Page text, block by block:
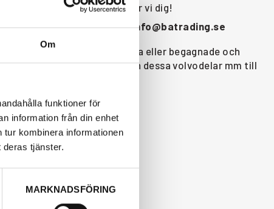
Om
funktioner för
information från din enhet
kombinera informationen
deras tjänster.
MARKNADSFÖRING
Kontakta oss så hjälper vi dig!
+46 (0) 152-32500
info@batrading.se
EW200B finns som nya eller begagnade och
Entreprenadmaskiner och dessa volvodelar mm till